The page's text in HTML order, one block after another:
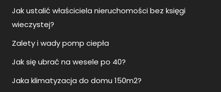
Jak ustalić właściciela nieruchomości bez księgi
wieczystej?
Zalety i wady pomp ciepła
Jak się ubrać na wesele po 40?
Jaka klimatyzacja do domu 150m2?